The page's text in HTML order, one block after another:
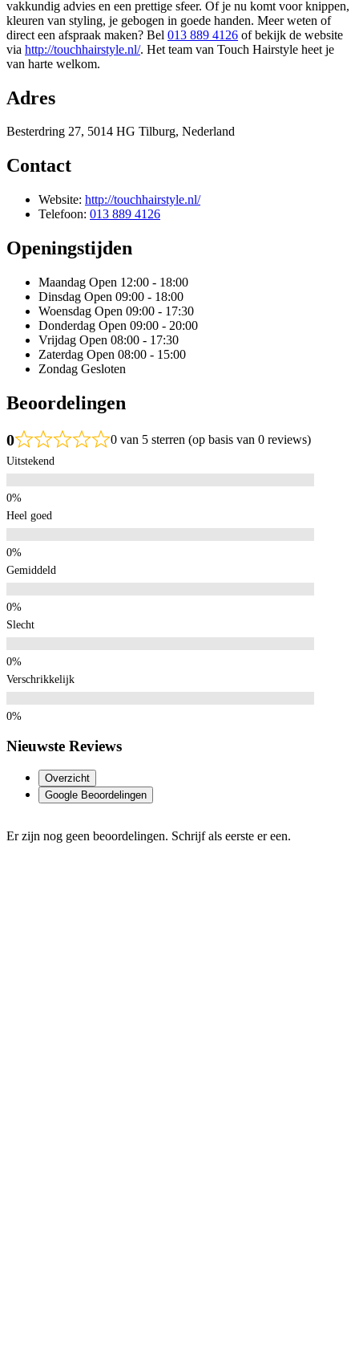
vakkundig advies en een prettige sfeer. Of je nu komt voor knippen,
kleuren van styling, je gebogen in goede handen. Meer weten of
direct een afspraak maken? Bel 013 889 4126 of bekijk de website
via http://touchhairstyle.nl/. Het team van Touch Hairstyle heet je
van harte welkom.
Adres
Besterdring 27, 5014 HG Tilburg, Nederland
Contact
Website: http://touchhairstyle.nl/
Telefoon: 013 889 4126
Openingstijden
Maandag Open 12:00 - 18:00
Dinsdag Open 09:00 - 18:00
Woensdag Open 09:00 - 17:30
Donderdag Open 09:00 - 20:00
Vrijdag Open 08:00 - 17:30
Zaterdag Open 08:00 - 15:00
Zondag Gesloten
Beoordelingen
0 0 van 5 sterren (op basis van 0 reviews)
Uitstekend
Heel goed
Gemiddeld
Slecht
Verschrikkelijk
Nieuwste Reviews
Overzicht
Google Beoordelingen
Er zijn nog geen beoordelingen. Schrijf als eerste er een.